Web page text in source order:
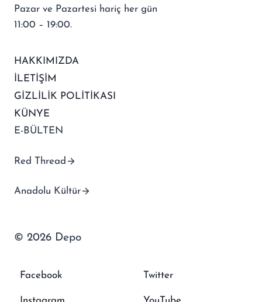
Pazar ve Pazartesi hariç her gün
11:00 – 19:00.
HAKKIMIZDA
İLETİŞİM
GİZLİLİK POLİTİKASI
KÜNYE
E-BÜLTEN
Red Thread
Anadolu Kültür
© 2026 Depo
Facebook Twitter